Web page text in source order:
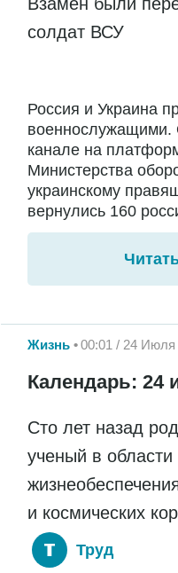
солдат ВСУ
Россия и Украина
военнослужащими.
канале на
Министерства
украинскому
вернулись 160
Жизнь 00:01 / 24 Июля
Календарь: 24
Сто лет назад
ученый в области
и космических
Труд